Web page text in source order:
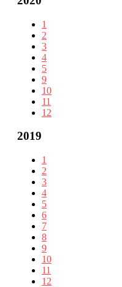
1
2
3
4
5
9
10
11
12
2019
1
2
3
4
5
6
7
8
9
10
11
12